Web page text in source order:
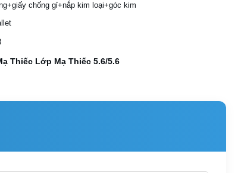
chống gỉ+nắp kim loại+góc kim
Thiếc Lớp Mạ Thiếc 5.6/5.6